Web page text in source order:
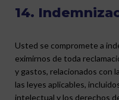
14.
Usted se compromete a
eximirnos de toda
y gastos, relacionados con
las leyes aplicables,
intelectual y los derechos